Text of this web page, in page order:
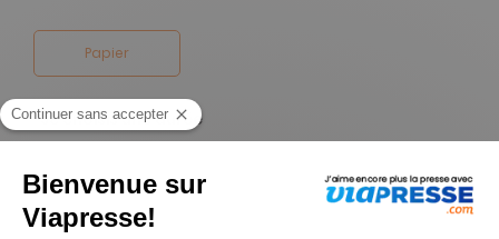
Papier
Je choisis une durée
-53%
Abonnement 1 an
8 n° • Papier Offre réservée aux particuliers